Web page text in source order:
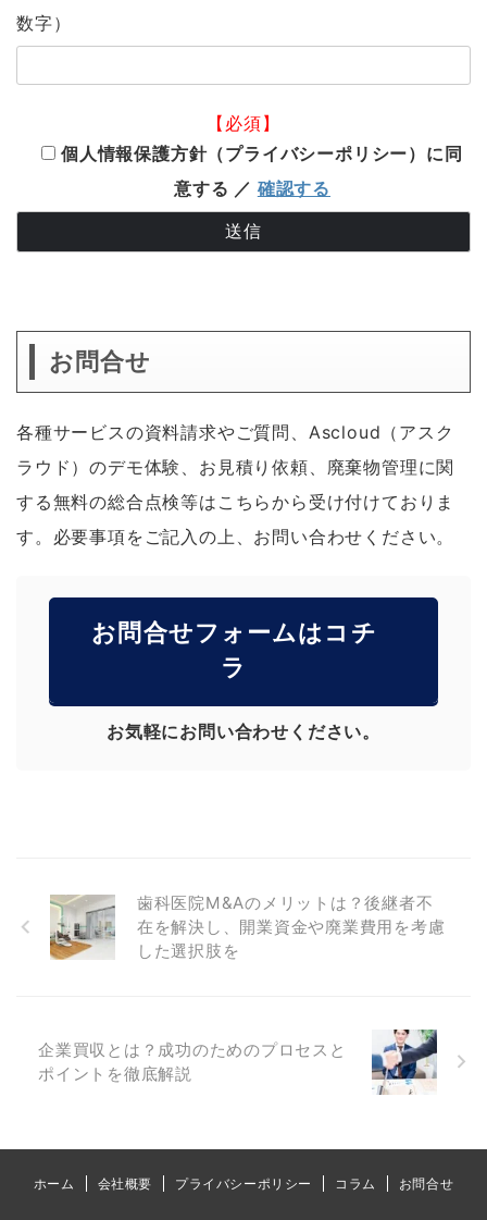
数字）
【必須】
個人情報保護方針（プライバシーポリシー）に同
意する ／ 確認する
お問合せ
各種サービスの資料請求やご質問、Ascloud（アスク
ラウド）のデモ体験、お見積り依頼、廃棄物管理に関
する無料の総合点検等はこちらから受け付けておりま
す。必要事項をご記入の上、お問い合わせください。
お問合せフォームはコチ
ラ
お気軽にお問い合わせください。
歯科医院M&Aのメリットは？後継者不
在を解決し、開業資金や廃業費用を考慮
した選択肢を
企業買収とは？成功のためのプロセスと
ポイントを徹底解説
ホーム 会社概要 プライバシーポリシー コラム お問合せ